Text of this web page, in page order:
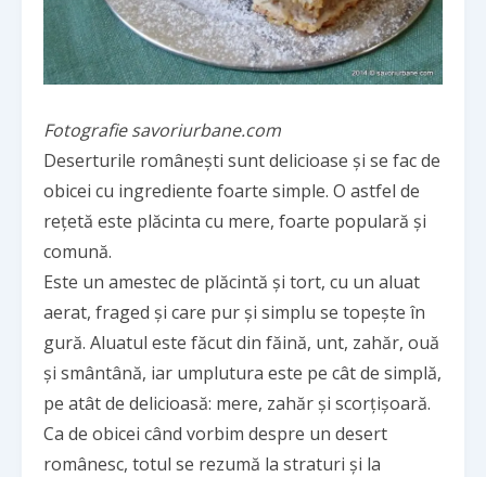
Fotografie savoriurbane.com
Deserturile românești sunt delicioase și se fac de
obicei cu ingrediente foarte simple. O astfel de
rețetă este plăcinta cu mere, foarte populară și
comună.
Este un amestec de plăcintă și tort, cu un aluat
aerat, fraged și care pur și simplu se topește în
gură. Aluatul este făcut din făină, unt, zahăr, ouă
și smântână, iar umplutura este pe cât de simplă,
pe atât de delicioasă: mere, zahăr și scorțișoară.
Ca de obicei când vorbim despre un desert
românesc, totul se rezumă la straturi și la